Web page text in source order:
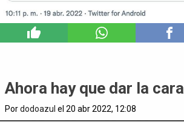
Ahora hay que dar la cara
Pordodoazul el 20 abr 2022, 12:08